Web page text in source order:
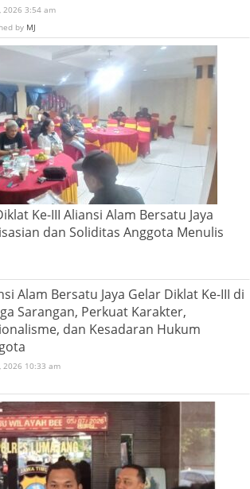
2026 3:54 am
by MJ
Ke-III Aliansi Alam Bersatu Jaya
dan Soliditas Anggota Menulis
Alam Bersatu Jaya Gelar Diklat Ke-III di
Sarangan, Perkuat Karakter,
dan Kesadaran Hukum
2026 10:33 am